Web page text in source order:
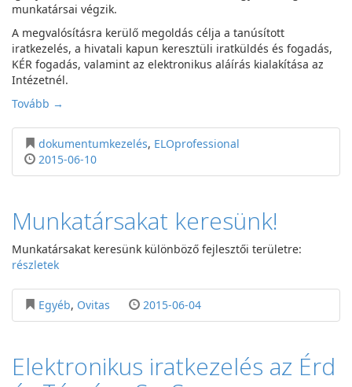
munkatársai végzik.
A megvalósításra kerülő megoldás célja a tanúsított
iratkezelés, a hivatali kapun keresztüli iratküldés és fogadás,
KÉR fogadás, valamint az elektronikus aláírás kialakítása az
Intézetnél.
Tovább →
dokumentumkezelés, ELOprofessional
2015-06-10
Munkatársakat keresünk!
Munkatársakat keresünk különböző fejlesztői területre:
részletek
Egyéb, Ovitas 2015-06-04
Elektronikus iratkezelés az Érd